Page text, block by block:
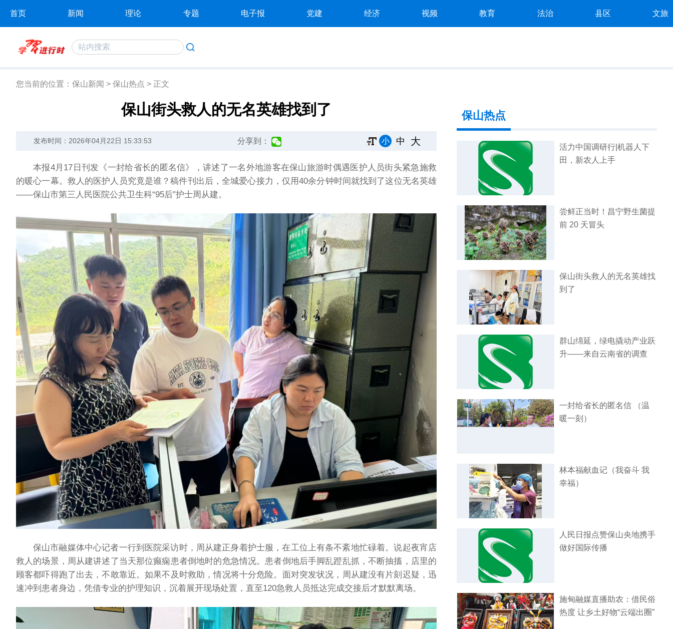
首页 新闻 理论 专题 电子报 党建 经济 视频 教育 法治 县区 文旅
您当前的位置： 保山新闻 > 保山热点 > 正文
保山街头救人的无名英雄找到了
发布时间：2026年04月22日 15:33:53 分享到： 小 中 大
本报4月17日刊发《一封给省长的匿名信》，讲述了一名外地游客在保山旅游时偶遇医护人员街头紧急施救
的暖心一幕。救人的医护人员究竟是谁？稿件刊出后，全城爱心接力，仅用40余分钟时间就找到了这位无名英雄
——保山市第三人民医院公共卫生科“95后”护士周从建。
保山市融媒体中心记者一行到医院采访时，周从建正身着护士服，在工位上有条不紊地忙碌着。说起夜宵店
救人的场景，周从建讲述了当天那位癫痫患者倒地时的危急情况。患者倒地后手脚乱蹬乱抓，不断抽搐，店里的
顾客都吓得跑了出去，不敢靠近。如果不及时救助，情况将十分危险。面对突发状况，周从建没有片刻迟疑，迅
速冲到患者身边，凭借专业的护理知识，沉着展开现场处置，直至120急救人员抵达完成交接后才默默离场。
保山热点
活力中国调研行|机器人下
田，新农人上手
尝鲜正当时！昌宁野生菌提
前 20 天冒头
保山街头救人的无名英雄找
到了
群山绵延，绿电撬动产业跃
升——来自云南省的调查
一封给省长的匿名信 （温
暖一刻）
林本福献血记（我奋斗 我
幸福）
人民日报点赞保山央地携手
做好国际传播
施甸融媒直播助农：借民俗
热度 让乡土好物“云端出圈”